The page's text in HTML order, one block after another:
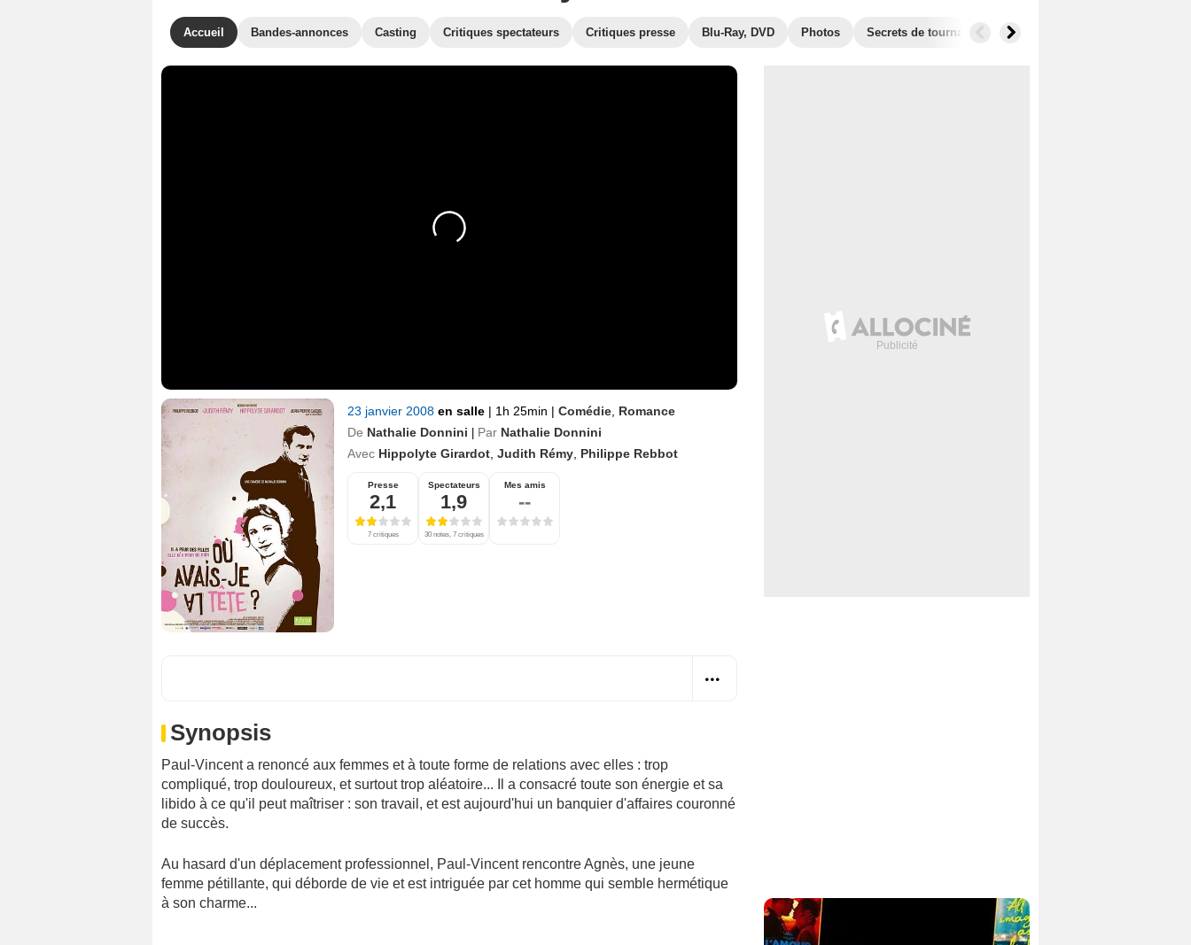
Accueil Bandes-annonces Casting Critiques spectateurs Critiques presse Blu-Ray, DVD Photos Secrets de tournage Récompenses
23 janvier 2008 en salle | 1h 25min | Comédie Romance
De Nathalie Donnini | Par Nathalie Donnini
Avec Hippolyte Girardot Judith Rémy Philippe Rebbot
Presse
2,1
7 critiques
Spectateurs
1,9
30 notes, 7 critiques
Mes amis
--
Synopsis
Paul-Vincent a renoncé aux femmes et à toute forme de relations avec elles : trop
compliqué, trop douloureux, et surtout trop aléatoire... Il a consacré toute son énergie et sa
libido à ce qu'il peut maîtriser : son travail, et est aujourd'hui un banquier d'affaires couronné
de succès.
Au hasard d'un déplacement professionnel, Paul-Vincent rencontre Agnès, une jeune
femme pétillante, qui déborde de vie et est intriguée par cet homme qui semble hermétique
à son charme...